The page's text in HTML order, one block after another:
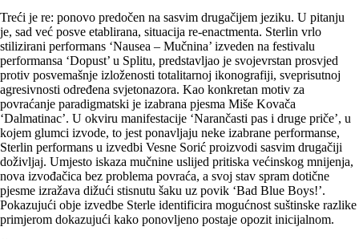
Treći je re: ponovo predočen na sasvim drugačijem jeziku. U pitanju
je, sad već posve etablirana, situacija re-enactmenta. Sterlin vrlo
stilizirani performans ‘Nausea – Mučnina’ izveden na festivalu
performansa ‘Dopust’ u Splitu, predstavljao je svojevrstan prosvjed
protiv posvemašnje izloženosti totalitarnoj ikonografiji, sveprisutnoj
agresivnosti određena svjetonazora. Kao konkretan motiv za
povraćanje paradigmatski je izabrana pjesma Miše Kovača
‘Dalmatinac’. U okviru manifestacije ‘Narančasti pas i druge priče’, u
kojem glumci izvode, to jest ponavljaju neke izabrane performanse,
Sterlin performans u izvedbi Vesne Sorić proizvodi sasvim drugačiji
doživljaj. Umjesto iskaza mučnine uslijed pritiska većinskog mnijenja,
nova izvođačica bez problema povraća, a svoj stav spram dotične
pjesme izražava dižući stisnutu šaku uz povik ‘Bad Blue Boys!’.
Pokazujući obje izvedbe Sterle identificira mogućnost suštinske razlike
primjerom dokazujući kako ponovljeno postaje opozit inicijalnom.